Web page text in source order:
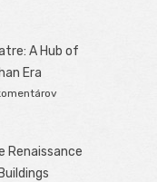
A Hub of
Era
Renaissance